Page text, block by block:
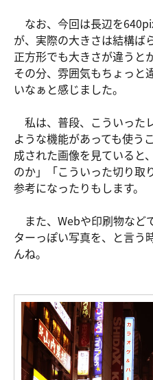
なお、今回は長辺を
が、実際の大きさは結構ば
正方形でも大きさが違うと
その分、雰囲気もちょっと
いなぁと感じました。
私は、普段、こういった
ような機能があっても使う
成された画像を見ていると
のか」「こういった切り取
参考になったりもします。
また、Webや印刷物など
ターっぽい写真を、と言う
んね。